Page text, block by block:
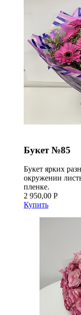
Букет №85
Букет ярких
окружении
пленке.
2 950,00 Р
Купить